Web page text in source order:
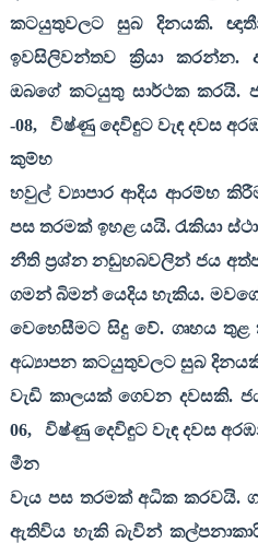
කටයුතුවලට සුබ දිනයකි.
ඉවසිලිවන්තව ක්‍රියා කරන්න.
ඔබගේ කටයුතු සාර්ථක කරයි.
-08,
විෂ්ණු දෙවිඳුට වැඳ දවස
කුම්භ
හවුල් ව්‍යාපාර ආදිය ආරම්භ
පස තරමක් ඉහළ යයි. රැකියා
නීති ප්‍රශ්න නඩුහබවලින් ජය
ගමන් බිමන් යෙදිය හැකිය.
වෙහෙසීමට සිදු වේ. ගෘහය තුළ
අධ්‍යාපන කටයුතුවලට සුබ
වැඩි කාලයක් ගෙවන දවසකි.
06,
විෂ්ණු දෙවිඳුට වැඳ දවස
මීන
වැය පස තරමක් අධික කරවයි.
ඇතිවිය හැකි බැවින්